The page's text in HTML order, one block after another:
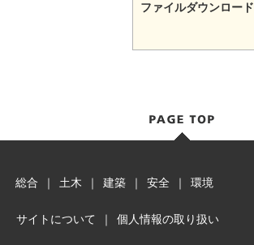
ファイルダウンロード
総合 ｜ 土木 ｜ 建築 ｜ 安全 ｜ 環境
サイトについて ｜ 個人情報の取り扱い